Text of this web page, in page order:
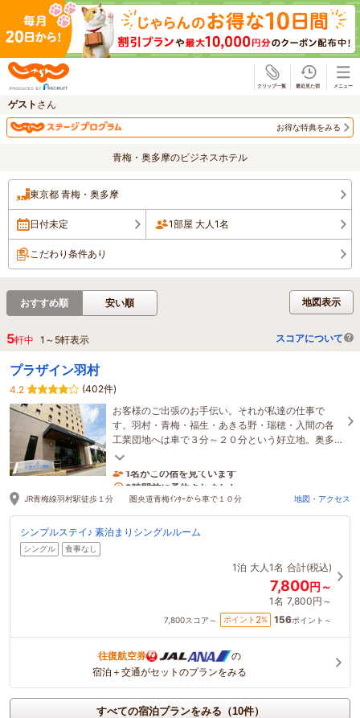
ゲスト さん
お得な特典をみる
青梅・奥多摩のビジネスホテル
東京都 青梅・奥多摩
日付未定 1部屋 大人1名
こだわり条件あり
地図表示
おすすめ順 安い順
5軒中 1 ～ 5軒表示 スコアについて
プラザイン羽村
4.2
(402件)
お客様のご出張のお手伝い。それが私達の仕事で
す。羽村・青梅・福生・あきる野・瑞穂・入間の各
工業団地へは車で３分～２０分という好立地。奥多
摩観光の拠点としても最適。是非ご利用くださ
1名がこの宿を見ています
2時間前に予約されました
JR青梅線羽村駅徒歩１分 圏央道青梅ｲﾝﾀｰから車で１０分 地図・アクセス
シンプルステイ♪ 素泊まりシングルルーム
シングル 食事なし
1泊 大人1名 合計(税込)
7,800円～
1名 7,800円～
7,800スコア～ ポイント 2% 156ポイント～
往復航空券
の
宿泊＋交通がセットのプランをみる
すべての宿泊プランをみる（10件）